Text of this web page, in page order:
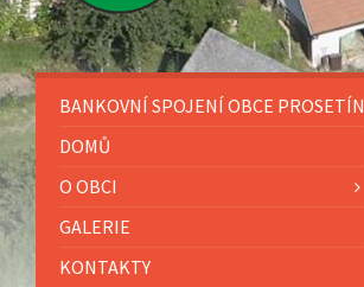
BANKOVNÍ SPOJENÍ OBCE PROSETÍN
DOMŮ
O OBCI
GALERIE
KONTAKTY